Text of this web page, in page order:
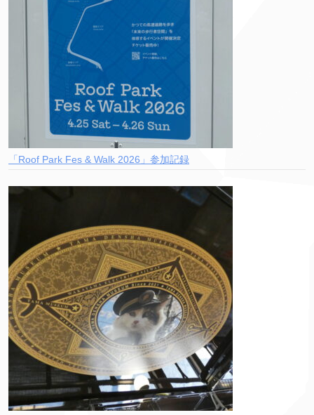
「Roof Park Fes & Walk 2026」参加記録